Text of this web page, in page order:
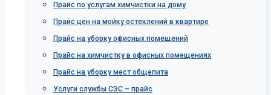
Прайс по услугам химчистки на дому
Прайс цен на мойку остеклений в квартире
Прайс на уборку офисных помещений
Прайс на химчистку в офисных помещениях
Прайс на уборку мест общепита
Услуги службы СЭС – прайс